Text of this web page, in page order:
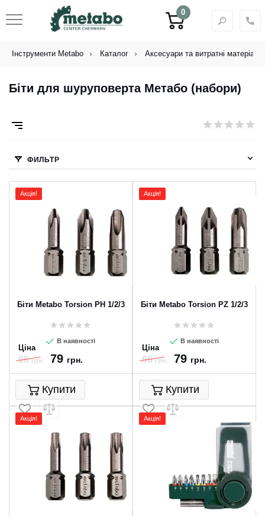
0
Інструменти Metabo Каталог Аксесуари та витратні матеріали
Біти для шуруповерта Метабо (набори)
ФИЛЬТР
Акція!
Біти Metabo Torsion PH 1/2/3
В наявності
Ціна
96грн. 79 грн.
Купити
Акція!
Біти Metabo Torsion PZ 1/2/3
В наявності
Ціна
96грн. 79 грн.
Купити
Акція! Акція!